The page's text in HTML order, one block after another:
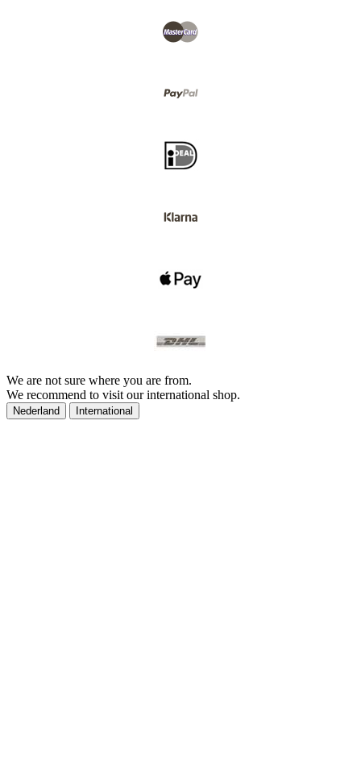
We are not sure where you are from.
We recommend to visit our international shop.
Nederland International